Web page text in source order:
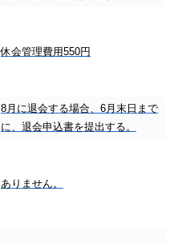
休会管理費用550円
8月に退会する場合、6月末日まで
に、退会申込書を提出する。
ありません。